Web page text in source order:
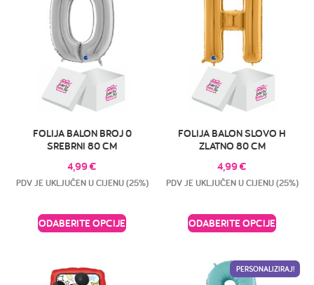
FOLIJA BALON BROJ 0
SREBRNI 80 CM
4,99€
PDV JE UKLJUČEN U CIJENU (25%)
ODABERITE OPCIJE
FOLIJA BALON SLOVO H
ZLATNO 80 CM
4,99€
PDV JE UKLJUČEN U CIJENU (25%)
ODABERITE OPCIJE
PERSONALIZIRAJ!